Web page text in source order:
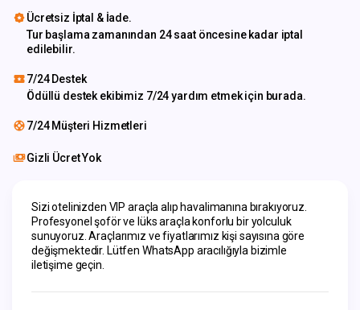
Ücretsiz İptal & İade.
Tur başlama zamanından 24 saat öncesine kadar iptal
edilebilir.
7/24 Destek
Ödüllü destek ekibimiz 7/24 yardım etmek için burada.
7/24 Müşteri Hizmetleri
Gizli Ücret Yok
Sizi otelinizden VIP araçla alıp havalimanına bırakıyoruz.
Profesyonel şoför ve lüks araçla konforlu bir yolculuk
sunuyoruz. Araçlarımız ve fiyatlarımız kişi sayısına göre
değişmektedir. Lütfen WhatsApp aracılığıyla bizimle
iletişime geçin.